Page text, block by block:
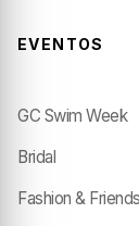
EVENTOS
GC Swim Week
Bridal
Fashion & Friends